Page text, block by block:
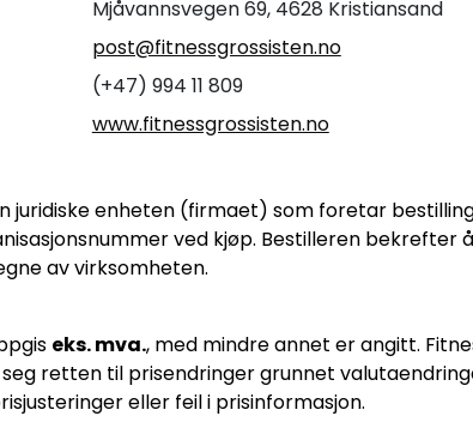
Mjåvannsvegen 69, 4628 Kristiansand
post@fitnessgrossisten.no
(+47) 994 11 809
www.fitnessgrossisten.no
juridiske enheten (firmaet) som foretar
ved kjøp. Bestilleren bekrefter
av virksomheten.
eks. mva., med mindre annet er angitt.
retten til prisendringer grunnet
eller feil i prisinformasjon.